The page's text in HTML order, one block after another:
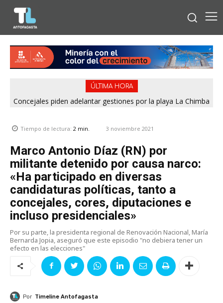
ÚLTIMA HORA
Concejales piden adelantar gestiones por la playa La Chimba
SERNAC pone la lupa sobre Bipay por cobros cuestionados
Tiempo de lectura: 2 min. 3 noviembre 2021
Marco Antonio Díaz (RN) por
militante detenido por causa narco:
«Ha participado en diversas
candidaturas políticas, tanto a
concejales, cores, diputaciones e
incluso presidenciales»
Por su parte, la presidenta regional de Renovación Nacional, María
Bernarda Jopia, aseguró que este episodio "no debiera tener un
efecto en las elecciones"
Por Timeline Antofagasta